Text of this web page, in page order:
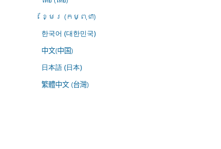
ខ្មែរ (កម្ពុជា)
한국어 (대한민국)
中文(中国)
日本語 (日本)
繁體中文 (台灣)